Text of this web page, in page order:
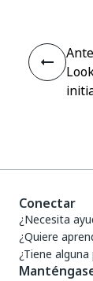
Conectar
¿Necesita
¿Quiere
¿Tiene